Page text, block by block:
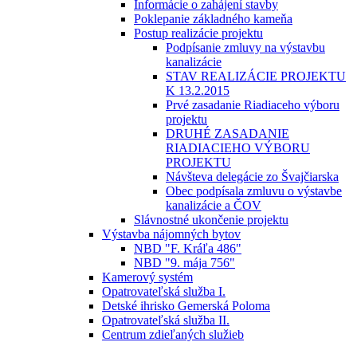
Informácie o zahájení stavby
Poklepanie základného kameňa
Postup realizácie projektu
Podpísanie zmluvy na výstavbu
kanalizácie
STAV REALIZÁCIE PROJEKTU
K 13.2.2015
Prvé zasadanie Riadiaceho výboru
projektu
DRUHÉ ZASADANIE
RIADIACIEHO VÝBORU
PROJEKTU
Návšteva delegácie zo Švajčiarska
Obec podpísala zmluvu o výstavbe
kanalizácie a ČOV
Slávnostné ukončenie projektu
Výstavba nájomných bytov
NBD "F. Kráľa 486"
NBD "9. mája 756"
Kamerový systém
Opatrovateľská služba I.
Detské ihrisko Gemerská Poloma
Opatrovateľská služba II.
Centrum zdieľaných služieb